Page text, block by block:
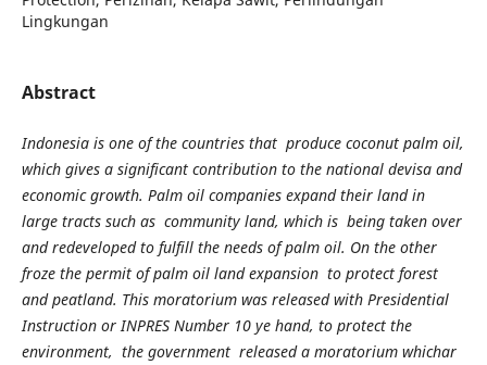
Lingkungan
Abstract
Indonesia is one of the countries that produce coconut palm oil,
which gives a significant contribution to the national devisa and
economic growth. Palm oil companies expand their land in
large tracts such as community land, which is being taken over
and redeveloped to fulfill the needs of palm oil. On the other
froze the permit of palm oil land expansion to protect forest
and peatland. This moratorium was released with Presidential
Instruction or INPRES Number 10 ye hand, to protect the
environment, the government released a moratorium whichar